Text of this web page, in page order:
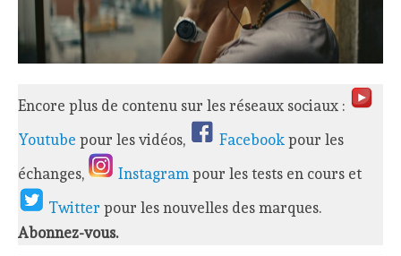
Encore plus de contenu sur les réseaux sociaux :
Youtube pour les vidéos, Facebookpour les
échanges,
Instagrampour les tests en cours et
Twitterpour les nouvelles des marques.
Abonnez-vous.